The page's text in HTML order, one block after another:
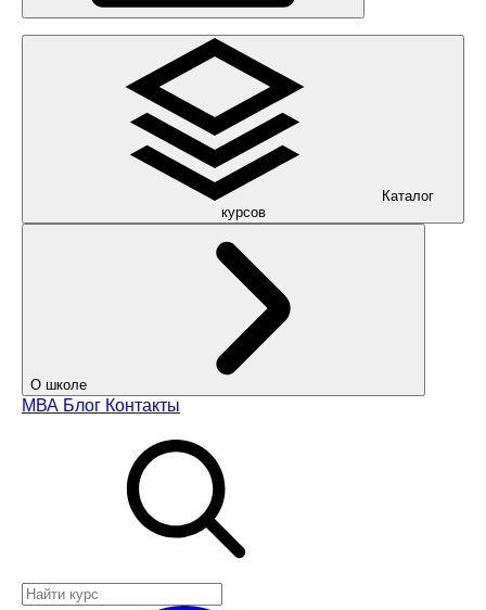
Каталог
курсов
О школе
МВА Блог Контакты